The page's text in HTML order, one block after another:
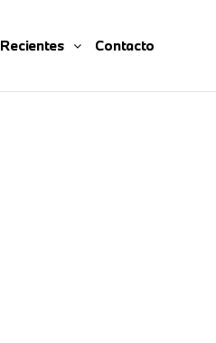
Recientes Contacto